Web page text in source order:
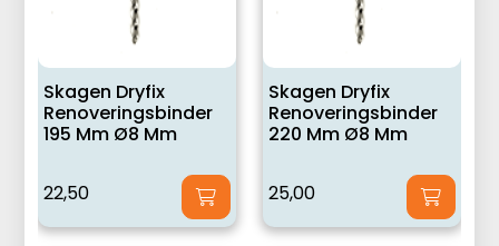
Skagen Dryfix
Renoveringsbinder
195 Mm Ø8 Mm
22,50
Skagen Dryfix
Renoveringsbinder
220 Mm Ø8 Mm
25,00